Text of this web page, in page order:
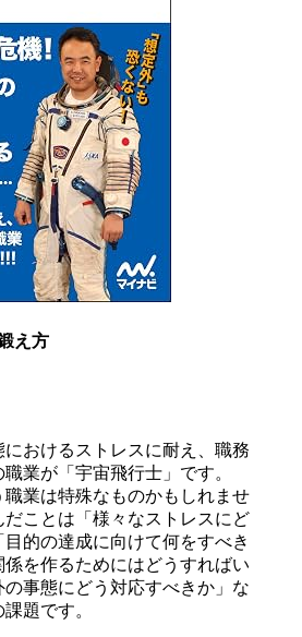
え方
おけるストレスに耐え、職務
業が「宇宙飛行士」です。
業は特殊なものかもしれませ
だことは「様々なストレスにど
目的の達成に向けて何をすべき
を作るためにはどうすればい
事態にどう対応すべきか」な
題です。